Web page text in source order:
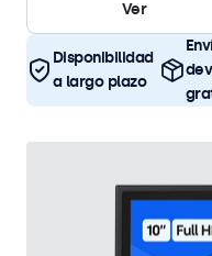
Ver
Disponibilidad
a largo plazo